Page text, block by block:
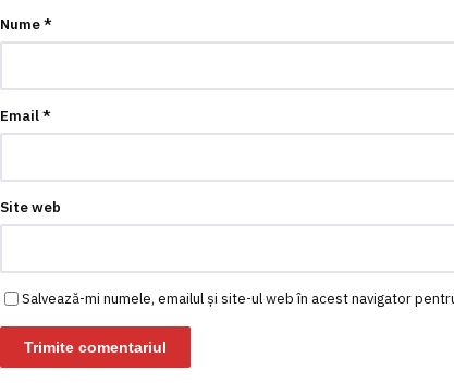
Nume*
Email*
Site web
Salvează-mi numele, emailul și site-ul web în acest navigator